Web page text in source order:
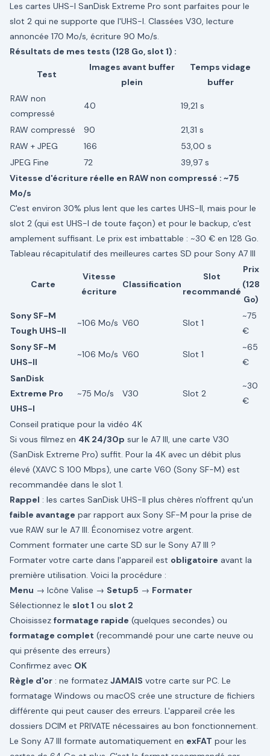
Les cartes UHS-I SanDisk Extreme Pro sont parfaites pour le
slot 2 qui ne supporte que l'UHS-I. Classées V30, lecture
annoncée 170 Mo/s, écriture 90 Mo/s.
Résultats de mes tests (128 Go, slot 1) :
Test
Images avant buffer
plein
Temps vidage
buffer
RAW non
compressé
40 19,21 s
RAW compressé 90
21,31 s
RAW + JPEG
166
53,00 s
JPEG Fine
72
39,97 s
Vitesse d'écriture réelle en RAW non compressé : ~75
Mo/s
C'est environ 30% plus lent que les cartes UHS-II, mais pour le
slot 2 (qui est UHS-I de toute façon) et pour le backup, c'est
amplement suffisant. Le prix est imbattable : ~30 € en 128 Go.
Tableau récapitulatif des meilleures cartes SD pour Sony A7 III
Carte
Vitesse
écriture
Classification
Slot
recommandé
Prix
(128
Go)
Sony SF-M
Tough UHS-II
~106 Mo/s V60 Slot 1
~75
€
Sony SF-M
UHS-II
~106 Mo/s V60 Slot 1
~65
€
SanDisk
Extreme Pro
UHS-I
~75 Mo/s V30 Slot 2
~30
€
Conseil pratique pour la vidéo 4K
Si vous filmez en 4K 24/30p sur le A7 III, une carte V30
(SanDisk Extreme Pro) suffit. Pour la 4K avec un débit plus
élevé (XAVC S 100 Mbps), une carte V60 (Sony SF-M) est
recommandée dans le slot 1.
Rappel : les cartes SanDisk UHS-II plus chères n'offrent qu'un
faible avantage par rapport aux Sony SF-M pour la prise de
vue RAW sur le A7 III. Économisez votre argent.
Comment formater une carte SD sur le Sony A7 III ?
Formater votre carte dans l'appareil est obligatoire avant la
première utilisation. Voici la procédure :
Menu → Icône Valise → Setup5 → Formater
Sélectionnez le slot 1 ou slot 2
Choisissez formatage rapide (quelques secondes) ou
formatage complet (recommandé pour une carte neuve ou
qui présente des erreurs)
Confirmez avec OK
Règle d'or : ne formatez JAMAIS votre carte sur PC. Le
formatage Windows ou macOS crée une structure de fichiers
différente qui peut causer des erreurs. L'appareil crée les
dossiers DCIM et PRIVATE nécessaires au bon fonctionnement.
Le Sony A7 III formate automatiquement en exFAT pour les